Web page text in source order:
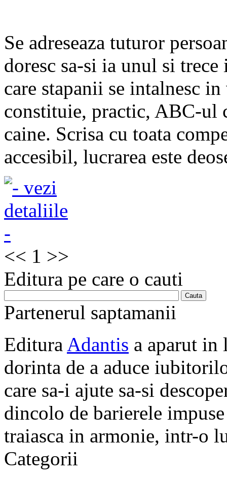
Se adreseaza tuturor
doresc sa-si ia unul si
care stapanii se intalnesc
constituie, practic, ABC-ul
caine. Scrisa cu toata
accesibil, lucrarea este
<< 1 >>
Editura pe care o cauti
Partenerul saptamanii
Editura Adantis a aparut in
dorinta de a aduce
care sa-i ajute sa-si
dincolo de barierele
traiasca in armonie, intr-o
Categorii